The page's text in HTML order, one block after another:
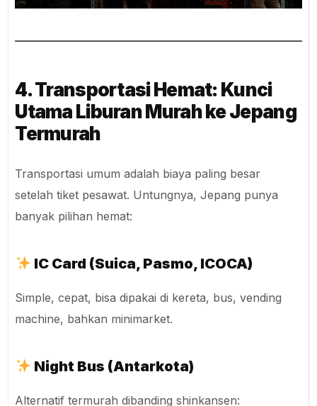
4. Transportasi Hemat: Kunci
Utama Liburan Murah ke Jepang
Termurah
Transportasi umum adalah biaya paling besar
setelah tiket pesawat. Untungnya, Jepang punya
banyak pilihan hemat:
IC Card (Suica, Pasmo, ICOCA)
Simple, cepat, bisa dipakai di kereta, bus, vending
machine, bahkan minimarket.
Night Bus (Antarkota)
Alternatif termurah dibanding shinkansen: